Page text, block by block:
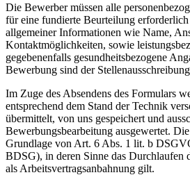
Die Bewerber müssen alle
für eine fundierte Beurteilung
allgemeiner Informationen wie Name,
Kontaktmöglichkeiten, sowie
gegebenenfalls gesundheitsbezogene
Bewerbung sind der
Im Zuge des Absendens des Formulars
entsprechend dem Stand der Technik
übermittelt, von uns gespeichert und
Bewerbungsbearbeitung ausgewertet.
Grundlage von Art. 6 Abs. 1 lit. b
BDSG), in deren Sinne das Durchlaufen
als Arbeitsvertragsanbahnung gilt.